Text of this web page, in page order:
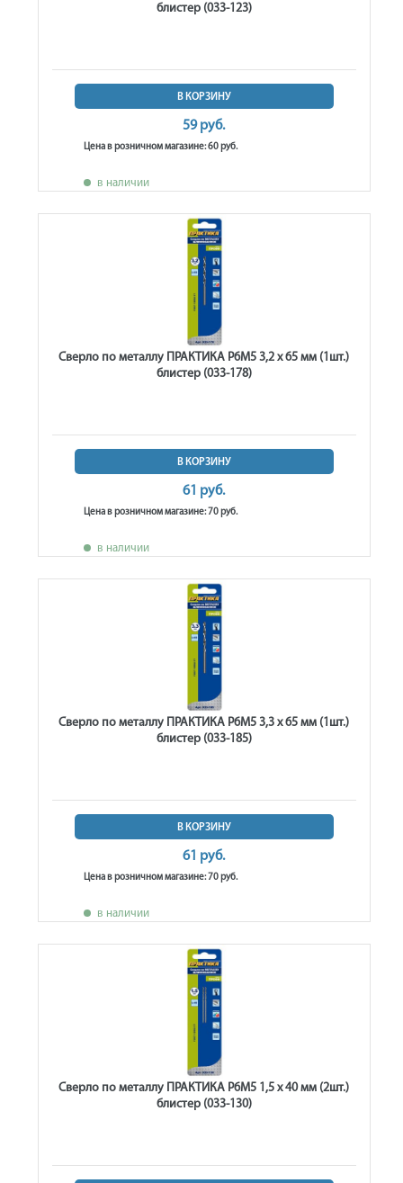
блистер (033-123)
В КОРЗИНУ
59 руб.
Цена в розничном магазине: 60 руб.
в наличии
Сверло по металлу ПРАКТИКА Р6М5 3,2 х 65 мм (1шт.)
блистер (033-178)
В КОРЗИНУ
61 руб.
Цена в розничном магазине: 70 руб.
в наличии
Сверло по металлу ПРАКТИКА Р6М5 3,3 х 65 мм (1шт.)
блистер (033-185)
В КОРЗИНУ
61 руб.
Цена в розничном магазине: 70 руб.
в наличии
Сверло по металлу ПРАКТИКА Р6М5 1,5 х 40 мм (2шт.)
блистер (033-130)